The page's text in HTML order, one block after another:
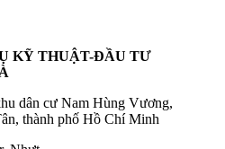
KỸ THUẬT-ĐẦU TƯ
dân cư Nam Hùng Vương,
thành phố Hồ Chí Minh